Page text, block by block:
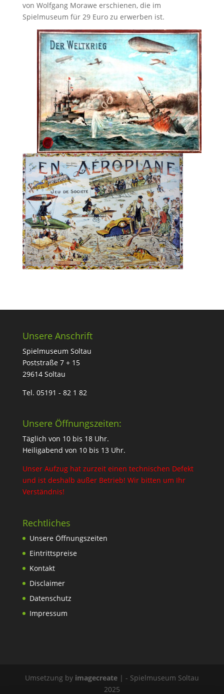
von Wolfgang Morawe erschienen, die im
Spielmuseum für 29 Euro zu erwerben ist.
Unsere Anschrift
Spielmuseum Soltau
Poststraße 7 + 15
29614 Soltau
Tel. 05191 - 82 1 82
Unsere Öffnungszeiten:
Täglich von 10 bis 18 Uhr.
Heiligabend von 10 bis 13 Uhr.
Unser Aufzug hat zurzeit einen technischen Defekt
und ist deshalb außer Betrieb! Wir bitten um Ihr
Verständnis!
Rechtliches
Unsere Öffnungszeiten
Eintrittspreise
Kontakt
Disclaimer
Datenschutz
Impressum
Umsetzung by imagecreate| - Spielmuseum Soltau
2025